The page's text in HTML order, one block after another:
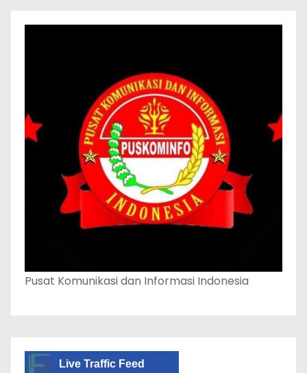
Pusat Komunikasi dan Informasi Indonesia
Live Traffic Feed